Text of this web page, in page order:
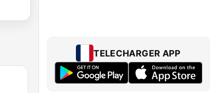
TELECHARGER APP